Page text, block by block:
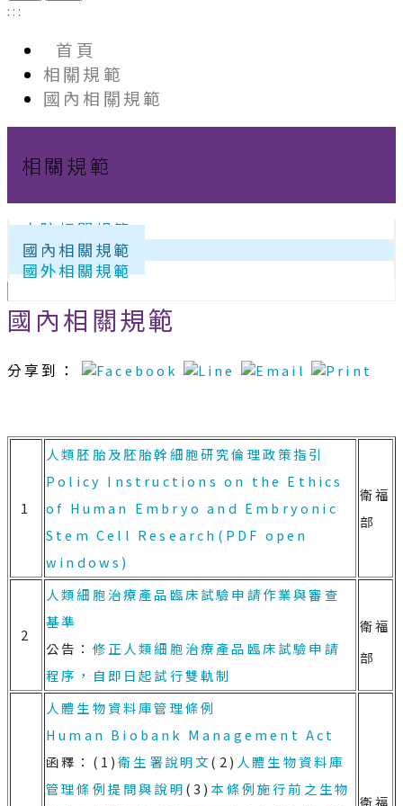
:::
首頁
相關規範
國內相關規範
相關規範
本院相關規範
國內相關規範
國外相關規範
國內相關規範
分享到：
1
人類胚胎及胚胎幹細胞研究倫理政策指引
Policy Instructions on the Ethics
of Human Embryo and Embryonic
Stem Cell Research(PDF open
windows)
衛福
部
2
人類細胞治療產品臨床試驗申請作業與審查
基準
公告： 修正人類細胞治療產品臨床試驗申請
程序，自即日起試行雙軌制
衛福
部
人體生物資料庫管理條例
Human Biobank Management Act
函釋：(1)衛生署說明文(2) 人體生物資料庫
管理條例提問與說明(3) 本條例施行前之生物
衛福